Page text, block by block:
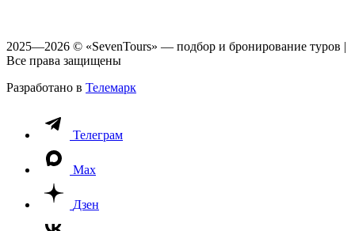
2025—2026 © «SevenTours» — подбор и бронирование туров |
Все права защищены
Разработано в Телемарк
Телеграм
Max
Дзен